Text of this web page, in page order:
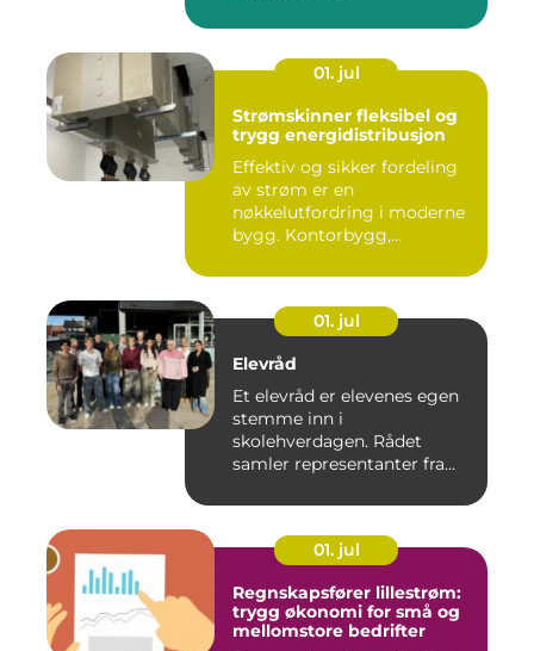
01. jul
Strømskinner fleksibel og
trygg energidistribusjon
Effektiv og sikker fordeling
av strøm er en
nøkkelutfordring i moderne
bygg. Kontorbygg,
01. jul
Elevråd
Et elevråd er elevenes egen
stemme inn i
skolehverdagen. Rådet
samler representanter fra
01. jul
Regnskapsfører lillestrøm:
trygg økonomi for små og
mellomstore bedrifter